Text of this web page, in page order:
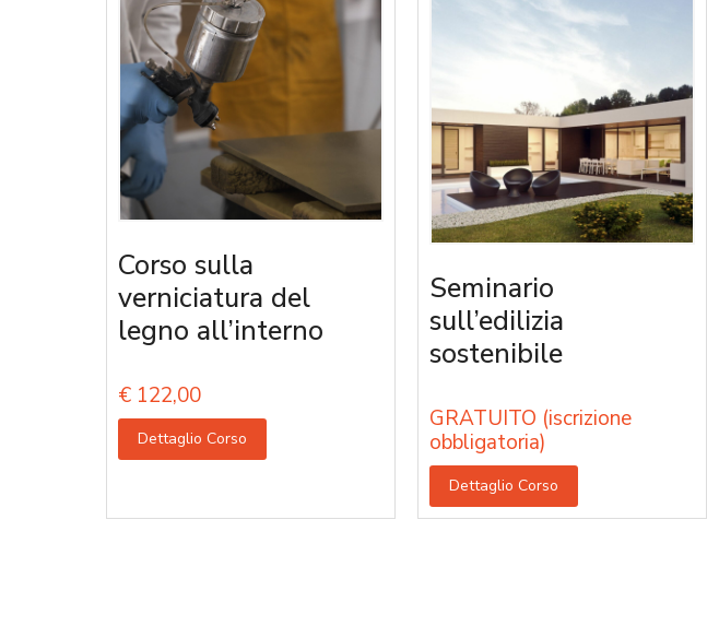
Corso sulla
verniciatura del
legno all’interno
€ 122,00
Dettaglio Corso
Seminario
sull’edilizia
sostenibile
GRATUITO (iscrizione
obbligatoria)
Dettaglio Corso